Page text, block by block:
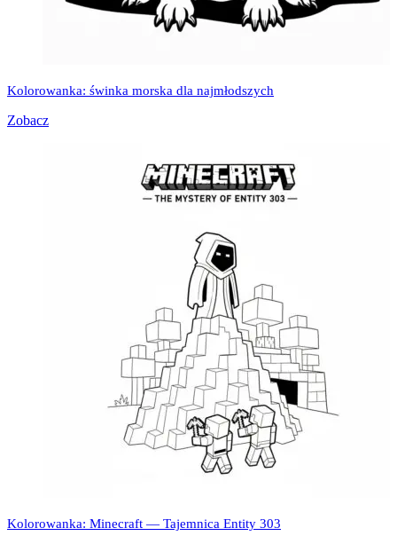
Kolorowanka: świnka morska dla najmłodszych
Zobacz
Kolorowanka: Minecraft — Tajemnica Entity 303